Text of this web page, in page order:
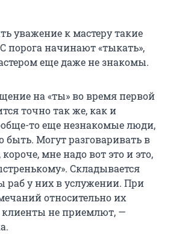
уважение к мастеру такие
порога начинают «тыкать»,
еще даже не знакомы.
на «ты» во время первой
точно так же, как и
то еще незнакомые люди,
Могут разговаривать в
мне надо вот это и это,
Складывается
раб у них в услужении. При
относительно их
клиенты не приемлют, —